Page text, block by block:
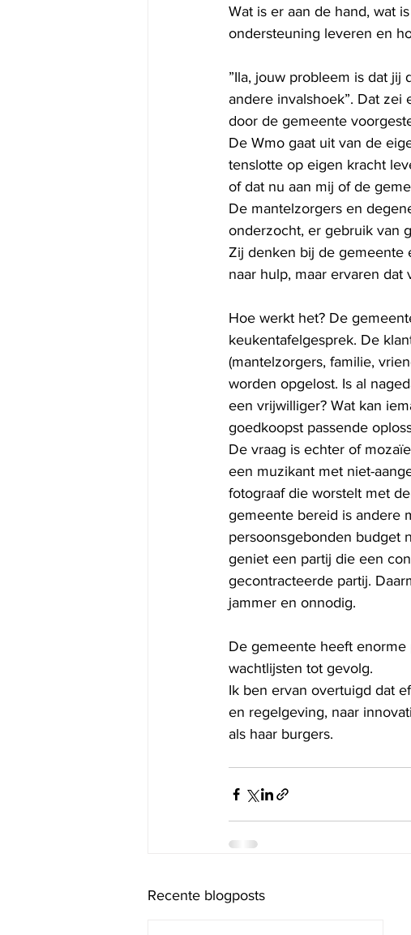
Wat is er aan de hand, wat
ondersteuning leveren en
”Ila, jouw probleem is dat
andere invalshoek”. Dat
door de gemeente
De Wmo gaat uit van de
tenslotte op eigen kracht
of dat nu aan mij of de
De mantelzorgers en
onderzocht, er gebruik van
Zij denken bij de gemeente
naar hulp, maar ervaren dat
Hoe werkt het? De
keukentafelgesprek. De
(mantelzorgers, familie,
worden opgelost. Is al
een vrijwilliger? Wat kan
goedkoopst passende
De vraag is echter of
een muzikant met niet-
fotograaf die worstelt met
gemeente bereid is andere
persoonsgebonden budget
geniet een partij die een
gecontracteerde partij.
jammer en onnodig.
De gemeente heeft
wachtlijsten tot gevolg.
Ik ben ervan overtuigd dat
en regelgeving, naar
als haar burgers.
Recente blogposts